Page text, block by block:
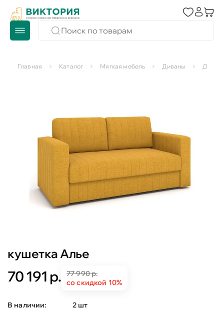
Главная Каталог Мягкая мебель Диваны
кушетка Алье
70 191 р.
77 990 р.
со скидкой 10%
В наличии:
2 шт